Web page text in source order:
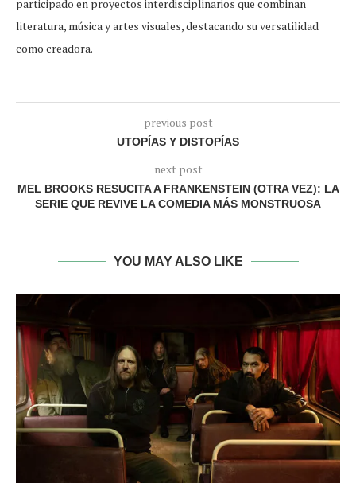
participado en proyectos interdisciplinarios que combinan
literatura, música y artes visuales, destacando su versatilidad
como creadora.
previous post
UTOPÍAS Y DISTOPÍAS
next post
MEL BROOKS RESUCITA A FRANKENSTEIN (OTRA VEZ): LA
SERIE QUE REVIVE LA COMEDIA MÁS MONSTRUOSA
YOU MAY ALSO LIKE